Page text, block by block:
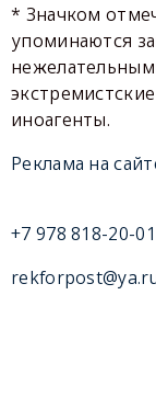
* Значком
упоминаются
иноагенты.
Реклама на
+7 978 818-20-01